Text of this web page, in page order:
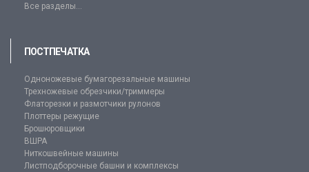
Все разделы...
ПОСТПЕЧАТКА
Одноножевые бумагорезальные машины
Трехножевые обрезчики/триммеры
Флаторезки и размотчики рулонов
Плоттеры режущие
Брошюровщики
ВШРА
Ниткошвейные машины
Листподборочные башни и комплексы